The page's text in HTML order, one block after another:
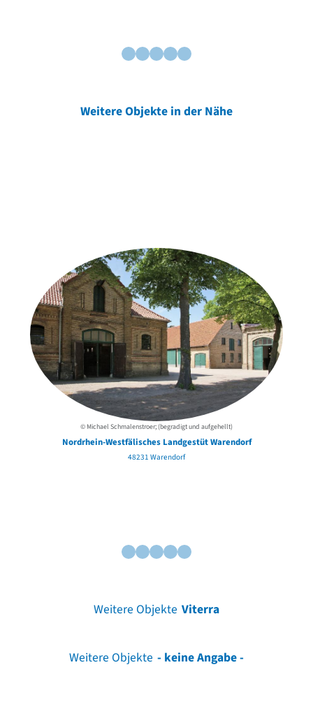
Weitere Objekte in der Nähe
© Michael Schmalenstroer; (begradigt und aufgehellt)
Nordrhein-Westfälisches Landgestüt Warendorf
48231 Warendorf
Weitere Objekte Viterra
Weitere Objekte - keine Angabe -